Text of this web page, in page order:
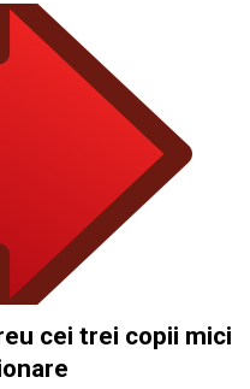
cei trei copii mici